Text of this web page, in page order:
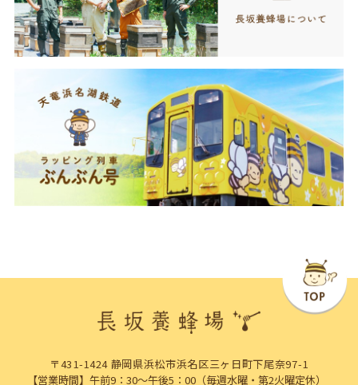
〒431-1424 静岡県浜松市浜名区三ヶ日町下尾奈97-1
【営業時間】午前9：30～午後5：00（毎週水曜・第2火曜定休）